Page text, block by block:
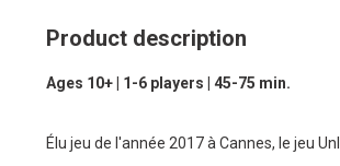
Product description
Ages 10+ | 1-6 players | 45-75 min.
Élu jeu de l'année 2017 à Cannes, le jeu